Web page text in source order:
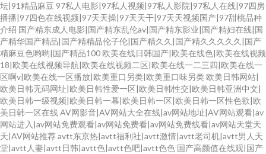
坛|91精品麻豆 97私人电影|97私人视频|97私人影院|97私人在线|97四房
播播|97四色在线视频|97天天操|97天天干|97天天视频国产|97甜桃品种
介绍 国产精东成人电影|国产精东乱伦av|国产精东影业|国产精妇在线|国
产精华国产精品|国产精精品伦子伦|国产精久久|国产精久久久久久|国产
精麻豆色哟哟|国产精品100 欧美在线日韩国产|欧美在线色|欧美在线视频
18|欧美在线视频导航|欧美在线视频二区|欧美在线一二三四|欧美在线一
区啊v|欧美在线一区播放|欧美重口另类|欧美重口味另类 欧美日韩网站|
欧美日韩无码网址|欧美日韩性爱一区|欧美日韩性交|欧美日韩亚洲中文|
欧美日韩一级视频|欧美日韩一幕|欧美日韩一区|欧美日韩一区性色欲|欧
美日韩一区在线AV网影音|AV网站大全在线|av网站地址|AV网站观看|av
网站进入|av网站免费观看|av网站免费看|av网站免费线看|av网站天堂天
天|AV网站推荐avtt东京热|avtt福利社|avtt激情|avtt老司机|avtt男人天
堂|avtt人妻|avtt日韩|avtt色|avtt色吧|avtt色色 国产高颜值在线观|国产